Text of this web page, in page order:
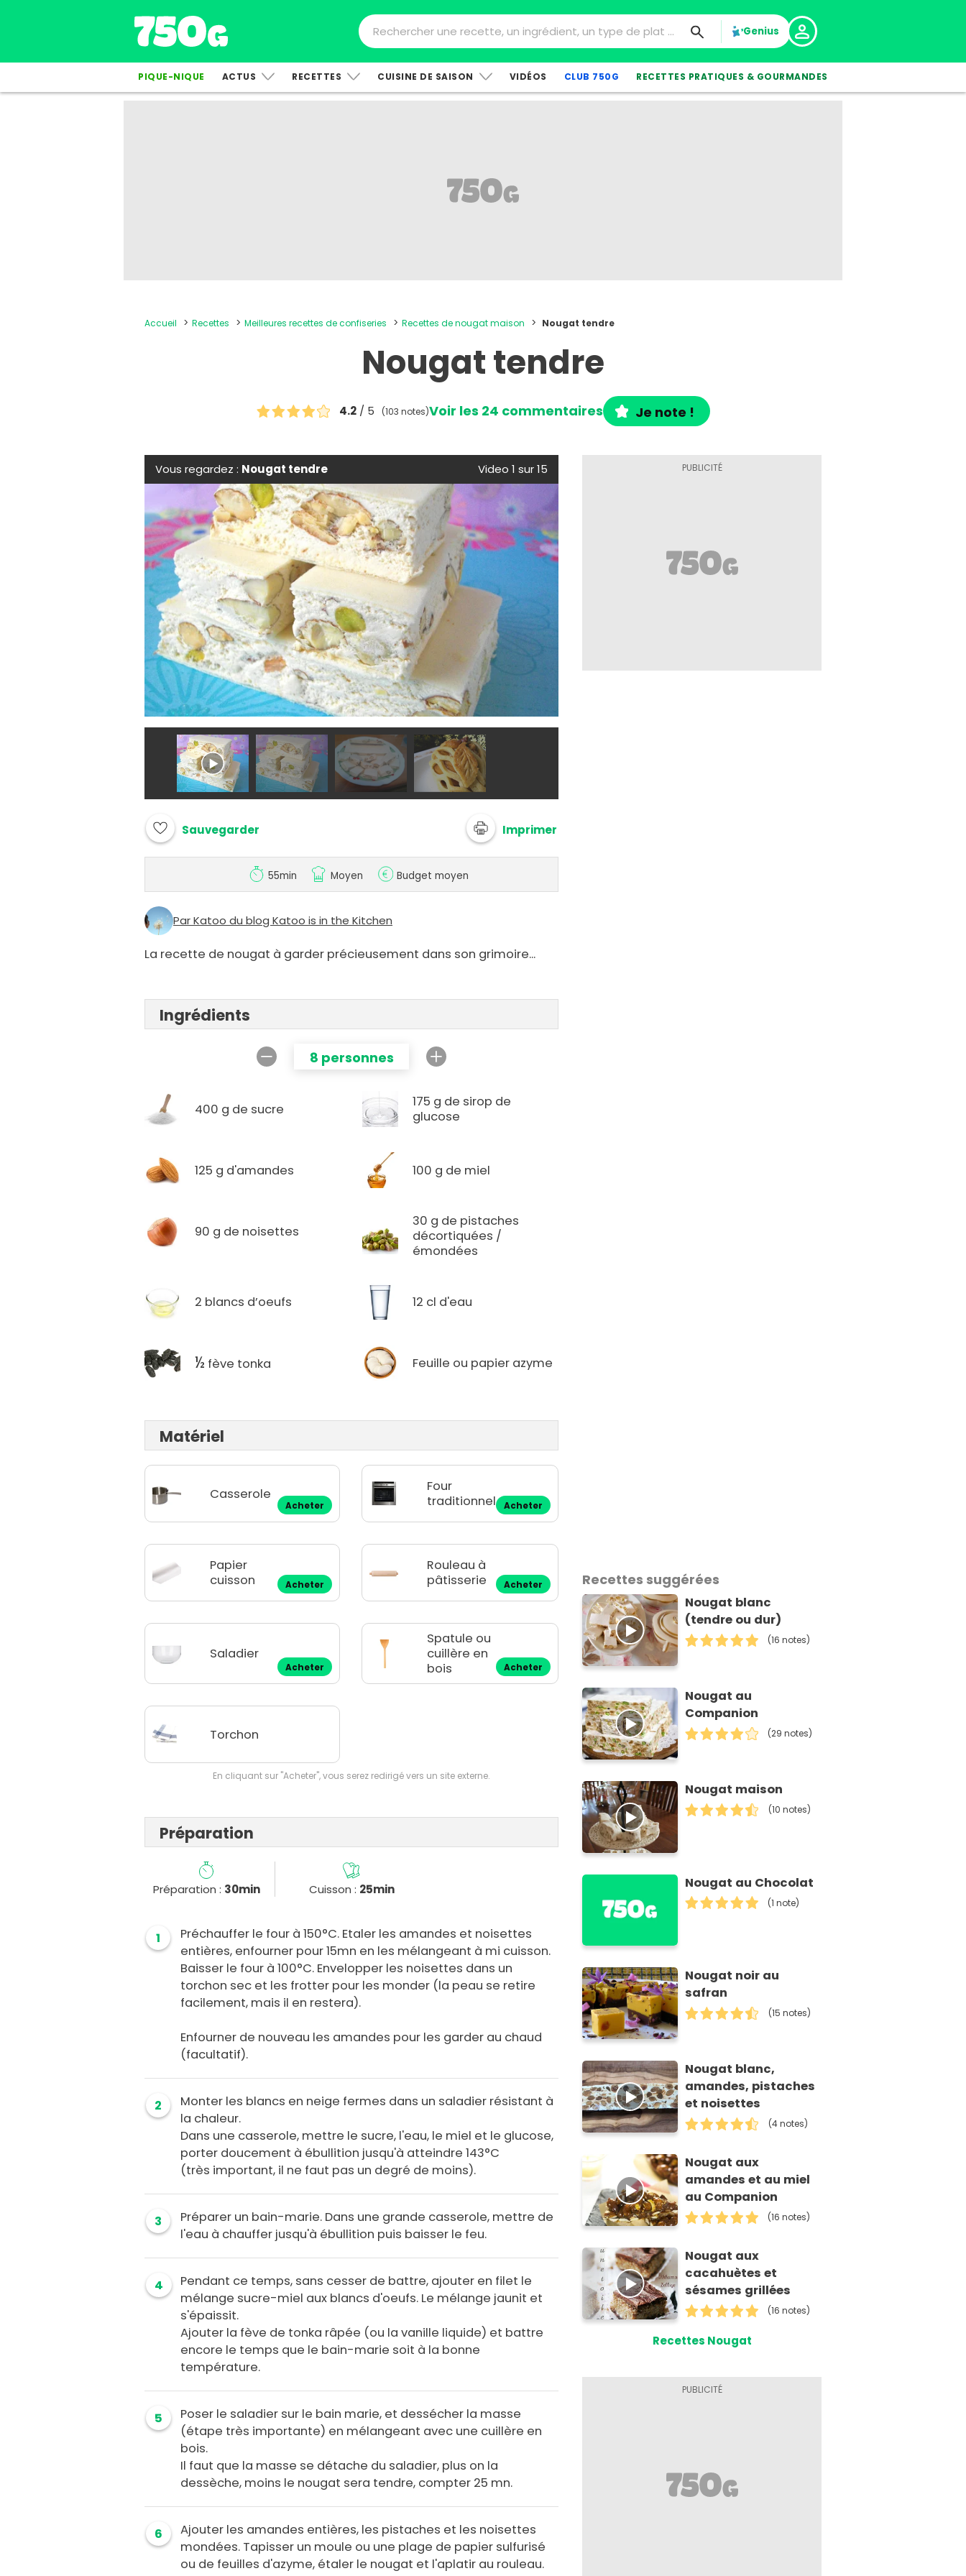
Genius
PIQUE-NIQUE ACTUS RECETTES CUISINE DE SAISON VIDÉOS CLUB 750G RECETTES PRATIQUES & GOURMANDES
Accueil Recettes Meilleures recettes de confiseries Recettes de nougat maison Nougat tendre
Nougat tendre
4.2/ 5 (103 notes)Voir les 24 commentaires Je note !
Vous regardez : Nougat tendre Video 1 sur 15
Sauvegarder Imprimer
55min Moyen Budget moyen
Par Katoo du blog Katoo is in the Kitchen
La recette de nougat à garder précieusement dans son grimoire...
Ingrédients
8 personnes
400 g de sucre
175 g de sirop de
glucose
125 g d'amandes 100 g de miel
90 g de noisettes
30 g de pistaches
décortiquées /
émondées
2 blancs d’oeufs 12 cl d'eau
½ fève tonka Feuille ou papier azyme
Matériel
Casserole
Acheter
Four
traditionnel
Acheter
Papier
cuisson
Acheter
Rouleau à
pâtisserie
Acheter
Saladier
Acheter
Spatule ou
cuillère en
bois
Acheter
Torchon
En cliquant sur "Acheter", vous serez redirigé vers un site externe.
Préparation
Préparation : 30min Cuisson : 25min
1
Préchauffer le four à 150°C. Etaler les amandes et noisettes
entières, enfourner pour 15mn en les mélangeant à mi cuisson.
Baisser le four à 100°C. Envelopper les noisettes dans un
torchon sec et les frotter pour les monder (la peau se retire
facilement, mais il en restera).
Enfourner de nouveau les amandes pour les garder au chaud
(facultatif).
2
Monter les blancs en neige fermes dans un saladier résistant à
la chaleur.
Dans une casserole, mettre le sucre, l'eau, le miel et le glucose,
porter doucement à ébullition jusqu'à atteindre 143°C
(très important, il ne faut pas un degré de moins).
3
Préparer un bain-marie. Dans une grande casserole, mettre de
l'eau à chauffer jusqu'à ébullition puis baisser le feu.
4
Pendant ce temps, sans cesser de battre, ajouter en filet le
mélange sucre-miel aux blancs d'oeufs. Le mélange jaunit et
s'épaissit.
Ajouter la fève de tonka râpée (ou la vanille liquide) et battre
encore le temps que le bain-marie soit à la bonne
température.
5
Poser le saladier sur le bain marie, et dessécher la masse
(étape très importante) en mélangeant avec une cuillère en
bois.
Il faut que la masse se détache du saladier, plus on la
dessèche, moins le nougat sera tendre, compter 25 mn.
6
Ajouter les amandes entières, les pistaches et les noisettes
mondées. Tapisser un moule ou une plage de papier sulfurisé
ou de feuilles d'azyme, étaler le nougat et l'aplatir au rouleau.
Recettes suggérées
Nougat blanc
(tendre ou dur)
(16 notes)
Nougat au
Companion
(29 notes)
Nougat maison
(10 notes)
Nougat au Chocolat
(1 note)
Nougat noir au
safran
(15 notes)
Nougat blanc,
amandes, pistaches
et noisettes
(4 notes)
Nougat aux
amandes et au miel
au Companion
(16 notes)
Nougat aux
cacahuètes et
sésames grillées
(16 notes)
Recettes Nougat